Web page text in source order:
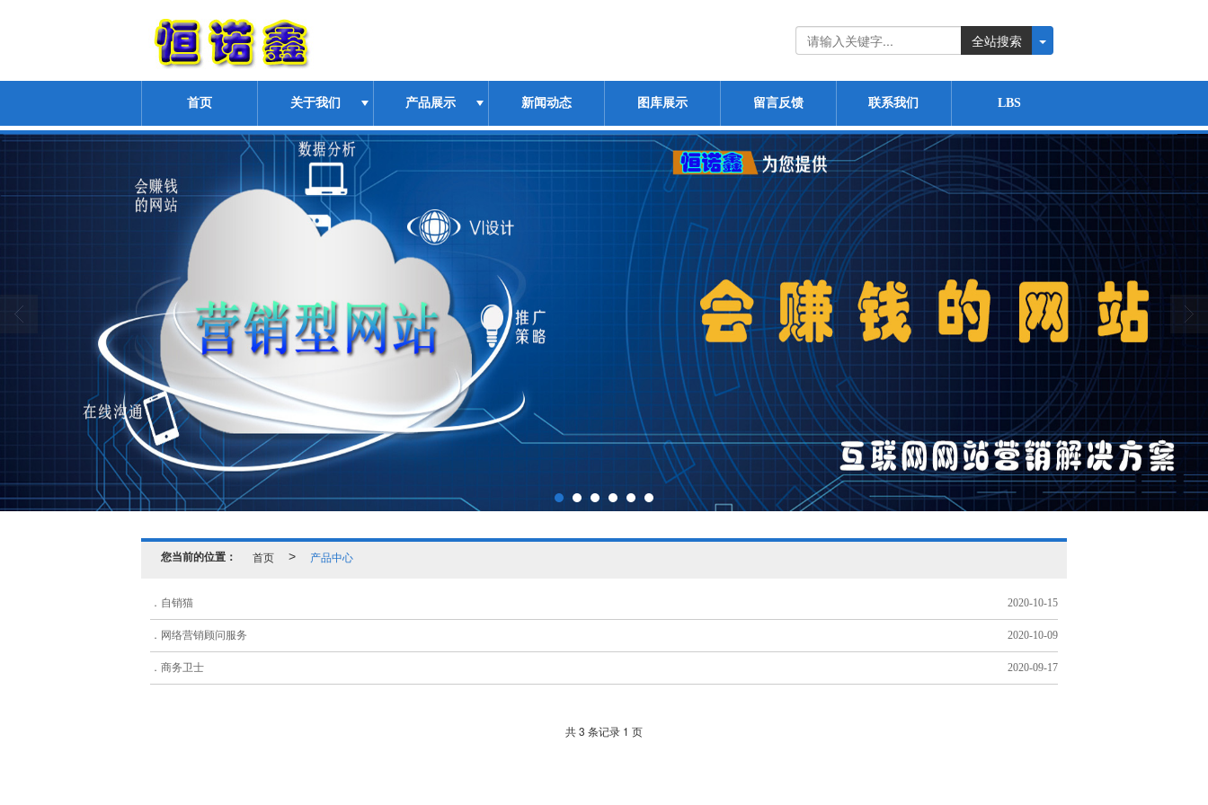
全站搜索
首页 关于我们 产品展示 新闻动态 图库展示 留言反馈 联系我们 LBS
您当前的位置： 首页 > 产品中心
自销猫 2020-10-15
网络营销顾问服务 2020-10-09
商务卫士 2020-09-17
共 3 条记录 1 页